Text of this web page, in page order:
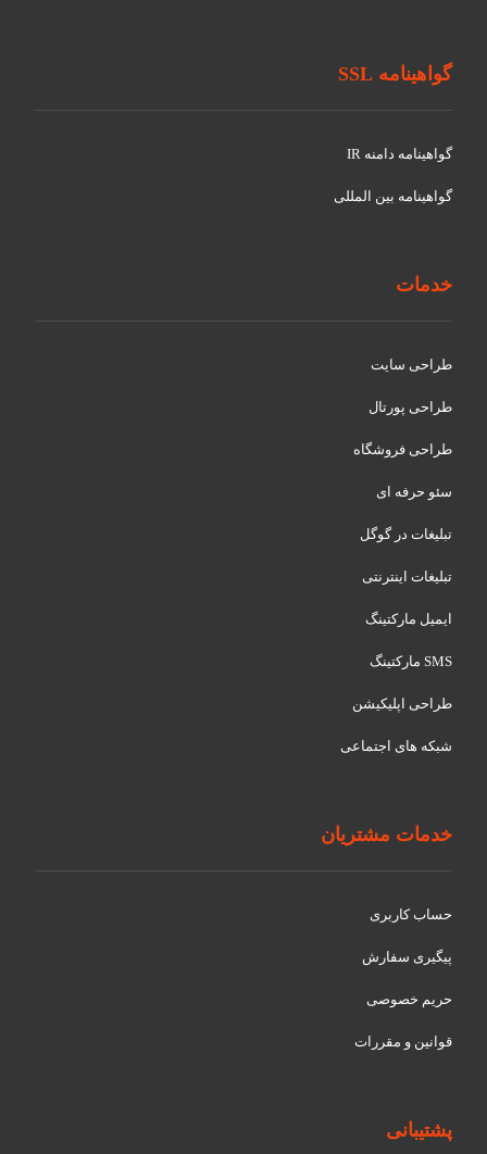
گواهینامه SSL
گواهينامه دامنه IR
گواهينامه بین المللی
خدمات
طراحی سایت
طراحی پورتال
طراحی فروشگاه
سئو حرفه ای
تبلیغات در گوگل
تبلیغات اینترنتی
ایمیل مارکتینگ
SMS مارکتینگ
طراحی اپلیکیشن
شبکه های اجتماعی
خدمات مشتریان
حساب کاربری
پیگیری سفارش
حریم خصوصی
قوانین و مقررات
پشتیبانی